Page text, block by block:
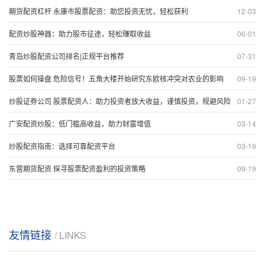
12-03
期货配资杠杆 永康市股票配资：助您投资无忧，轻松获利
06-01
配资炒股神器：助力股市征途，轻松赚取收益
07-31
青岛炒股配资公司排名|正规平台推荐
09-19
股票如何操盘 危险信号！五角大楼开始研究东欧核冲突对农业的影响
01-27
炒股证券公司 股票配资人：助力投资者放大收益，谨慎投资，规避风险
03-14
广安配资炒股：低门槛高收益，助力财富增值
03-19
炒股配资指南：选择可靠配资平台
09-19
东营期货配资 探寻股票配资盈利的投资策略
友情链接 / LINKS